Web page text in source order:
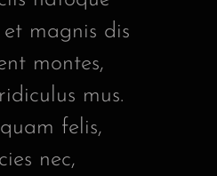
magnis dis
montes,
mus.
felis,
nec,